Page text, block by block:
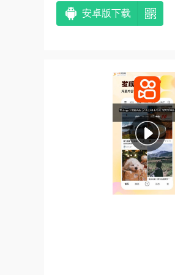
安卓版下载